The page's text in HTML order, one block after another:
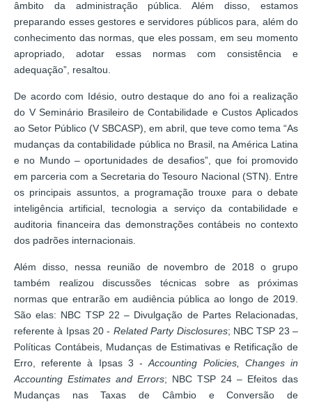
âmbito da administração pública. Além disso, estamos
preparando esses gestores e servidores públicos para, além do
conhecimento das normas, que eles possam, em seu momento
apropriado, adotar essas normas com consistência e
adequação”, resaltou.
De acordo com Idésio, outro destaque do ano foi a realização
do V Seminário Brasileiro de Contabilidade e Custos Aplicados
ao Setor Público (V SBCASP), em abril, que teve como tema “As
mudanças da contabilidade pública no Brasil, na América Latina
e no Mundo – oportunidades de desafios”, que foi promovido
em parceria com a Secretaria do Tesouro Nacional (STN). Entre
os principais assuntos, a programação trouxe para o debate
inteligência artificial, tecnologia a serviço da contabilidade e
auditoria financeira das demonstrações contábeis no contexto
dos padrões internacionais.
Além disso, nessa reunião de novembro de 2018 o grupo
também realizou discussões técnicas sobre as próximas
normas que entrarão em audiência pública ao longo de 2019.
São elas: NBC TSP 22 – Divulgação de Partes Relacionadas,
referente à Ipsas 20 - Related Party Disclosures; NBC TSP 23 –
Políticas Contábeis, Mudanças de Estimativas e Retificação de
Erro, referente à Ipsas 3 -Accounting Policies, Changes in
Accounting Estimates and Errors; NBC TSP 24 – Efeitos das
Mudanças nas Taxas de Câmbio e Conversão de